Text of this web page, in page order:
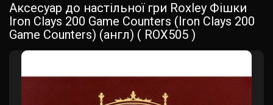
Аксесуар до настільної гри Roxley Фішки
Iron Clays 200 Game Counters (Iron Clays 200
Game Counters) (англ) ( ROX505 )